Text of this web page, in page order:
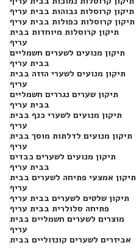
תיקון קרוסלות גבוהות בבית עריף
תיקון קרוסלות כפולות בבית עריף
תיקון קרוסלות מיוחדות בבית
עריף
תיקון מנועים לשערים חשמליים
בבית עריף
תיקון מנועים לשערי הזזה בבית
עריף
תיקון שערים נגררים חשמליים
בבית עריף
תיקון מנועים לשערי כנף בבית
עריף
תיקון מנועים לדלתות מוסך בבית
עריף
תיקון מנועים לשערים כבדים
בבית עריף
תיקון אמצעי פתיחה לשערים בבית
עריף
תיקון שלטים לשערים בבית עריף
פתיחה סלולרית בבית עריף
מוצרים לשערים חשמליים בבית
עריף
אביזרים לשערים קונזוליים בבית